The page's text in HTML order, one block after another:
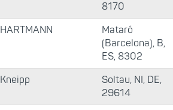
8170
HARTMANN
Mataró
(Barcelona), B,
ES, 8302
Kneipp
Soltau, NI, DE,
29614